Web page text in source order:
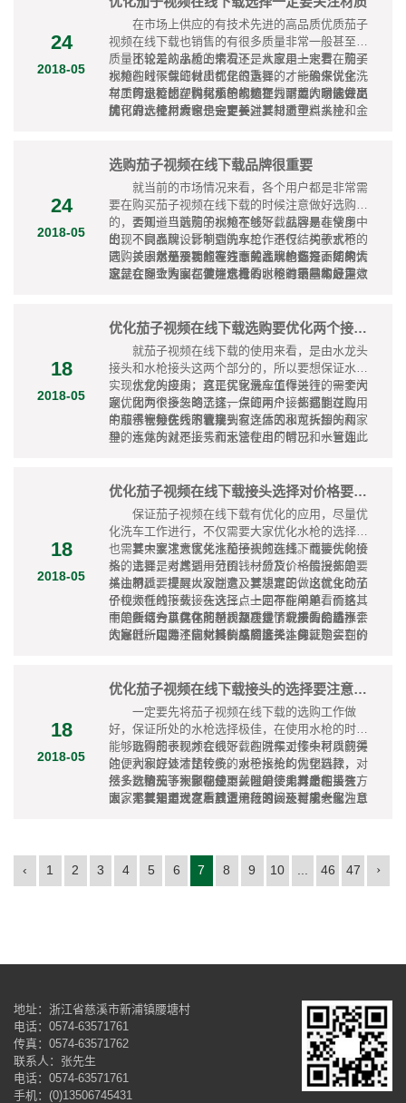
些设计的水枪，是能够有效在使用的时候省力的，
这尤为符合女性用户的使用需求。
24
2018-05
在市场上供应的有技术先进的高品质优质茄子
视频在线下载也销售的有很多质量非常一般甚至是
质量比较差的水枪的情况下，大家是一定要在购买
水枪的时候保证做出优化的选择，才能确保优化洗
车工作进行的。优化水枪的选择，需要大家选好品
牌，对水枪材质也一定要关注。
不论是从品质上来看还是从应用上来看，茄子
视频在线下载的材质都是很重要的，一般来说金属
材质的水枪比塑料材质的水枪更为耐用，功能会更
加可靠，使用寿命也会更长。要知道塑料水枪和金
损，用不了几次就会漏水，金属水枪则就不会有这
样的问题，具备着耐用这个优点。就水枪的应用来
看，漏水这个问题是很严重的，会给洗车带来很大
的麻烦，极有可能在洗车的时候导致自己的衣服被
淋湿。
可见要想在购买茄子视频在线下载的时候做出
优化的选择，大家是一定要对其材质重点关注，仔
24
2018-05
选购茄子视频在线下载品牌很重要
就当前的市场情况来看，各个用户都是非常需
要在购买茄子视频在线下载的时候注意做好选购
的，否则一旦选购的水枪不够好，就容易在使用中
出现不良表现，影响到洗车工作进行。关于水枪的
选购，固然是需要的家注意关注水枪多方面结构情
况，在多个方面都做好选择的，不过最基本最重点
要知道当前茄子视频在线下载品牌是非常多
的，不同品牌设计制造的水枪，不仅结构款式不
同，技术水平及功能等方面的表现也都是不同的，
这就会导致大家在使用水枪的时候有不同的应用效
行，自然就需要大家注意在品牌方面做好选择。
关于对茄子视频在线下载品牌的选择，如果大
家是在网上购买，要注意看看水枪的销量和好评
高水枪使用效果必然很好，这样的品牌必然比较优
秀，相对来说会是更好的选择。
18
2018-05
优化茄子视频在线下载选购要优化两个接头的选择
就茄子视频在线下载的使用来看，是由水龙头
接头和水枪接头这两个部分的，所以要想保证水枪
实现优化的应用，真正优化洗车工作进行，需要大
家优化两个接头的选择，保证两个接头都能在应用
中取得十分优秀的表现：
水龙头接头：这是买家最应值得关注的一个问
题，因为很多忽略了这一点的用户，都遇到过购买
的茄子视频在线下载拿到家之后因水龙头接头和家
里的水龙头对不上号而无法使用的情况，一旦如此
购买水枪的时候就在注意优化水龙头接头的选择。
水管接头：水管接头有连体的和可拆卸的两
种，连体的就是接头和水管在出厂时已和水管连成
接头，一般为弹簧卡口式，分为通水的和止水两
种，相对来水通水最为常见。具体选择何种类型的
水管接头，大家要综合对茄子视频在线下载的使用
要求及各方面的情况来确定。
18
2018-05
优化茄子视频在线下载接头选择对价格要关注
保证茄子视频在线下载有优化的应用，尽量优
化洗车工作进行，不仅需要大家优化水枪的选择，
也需要大家注意优化水枪接头的选择。而要优化接
头的选择，对其适用范围、材质及价格情况都是要
关注的。
其中要求大家关注茄子视频在线下载接头的价
格，主要是考虑到一分价钱一分货，一般接头的价
格由材质、模具以及制造及其决定的，这就主动了
价位太低的接头，在这三点上回存在问题，而这其
中的任何一点存在问题，都决定了介质的品质不会
太好。所以除了优化接头品质选择，保证购买到的
不过要提醒大家注意，要想真正做出优化的茄
子视频在线下载接头选择，一定不能单单看价格，
而是要结合其具体的材质及质量情况来看价格水平
的高低，因为不同材料制成的接头本身就是会在价
所以为了优化茄子视频在线下载接头的选择，
大家时一定要注意对其价格高度关注的。
18
2018-05
优化茄子视频在线下载接头的选择要注意关注材质
一定要先将茄子视频在线下载的选购工作做
好，保证所处的水枪选择极佳，在使用水枪的时候
能够取得的表现才会很好，在洗车工作中可以获得
的便利和好处才比较多。对于水枪的优化选择，对
接头、枪头等大家都是要关注的，尤其是在接头方
面，不仅需要大家看其适用范围，还要求大家注意
选购茄子视频在线下载的时候对接头材质的关
注，大家应该清楚传统的水枪接头均为塑料款，虽
然多数情况下不影响使用，但是使用寿命相当有
限，尤其是用过之后放置一段时间及可能老化，且
选购茄子视频在线下载时对接头材质的关注，
大家需要知道现在市面上流行的接头材质一般为铜
一定要注意挑选实力强的品牌或者诚信高的经销
商。
‹ 1 2 3 4 5 6 7 8 9 10 46 47 ›
地址：浙江省慈溪市新浦镇腰塘村
电话：0574-63571761
传真：0574-63571762
联系人：张先生
电话：0574-63571761
手机：(0)13506745431